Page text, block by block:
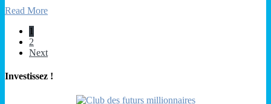
Read More
1
2
Next
Investissez !